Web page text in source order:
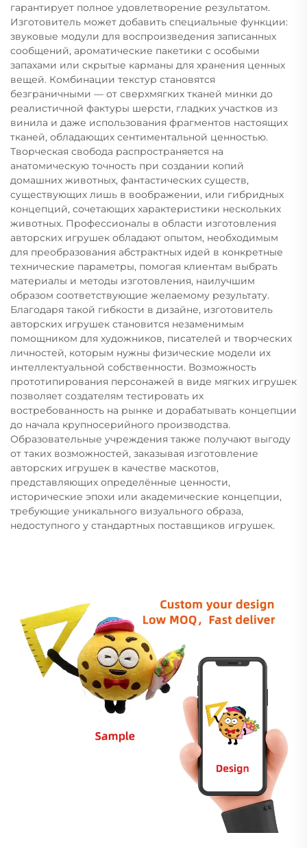
гарантирует полное удовлетворение результатом.
Изготовитель может добавить специальные функции:
звуковые модули для воспроизведения записанных
сообщений, ароматические пакетики с особыми
запахами или скрытые карманы для хранения ценных
вещей. Комбинации текстур становятся
безграничными — от сверхмягких тканей минки до
реалистичной фактуры шерсти, гладких участков из
винила и даже использования фрагментов настоящих
тканей, обладающих сентиментальной ценностью.
Творческая свобода распространяется на
анатомическую точность при создании копий
домашних животных, фантастических существ,
существующих лишь в воображении, или гибридных
концепций, сочетающих характеристики нескольких
животных. Профессионалы в области изготовления
авторских игрушек обладают опытом, необходимым
для преобразования абстрактных идей в конкретные
технические параметры, помогая клиентам выбрать
материалы и методы изготовления, наилучшим
образом соответствующие желаемому результату.
Благодаря такой гибкости в дизайне, изготовитель
авторских игрушек становится незаменимым
помощником для художников, писателей и творческих
личностей, которым нужны физические модели их
интеллектуальной собственности. Возможность
прототипирования персонажей в виде мягких игрушек
позволяет создателям тестировать их
востребованность на рынке и дорабатывать концепции
до начала крупносерийного производства.
Образовательные учреждения также получают выгоду
от таких возможностей, заказывая изготовление
авторских игрушек в качестве маскотов,
представляющих определённые ценности,
исторические эпохи или академические концепции,
требующие уникального визуального образа,
недоступного у стандартных поставщиков игрушек.